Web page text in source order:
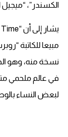
الكسندر”، “ميجيل
نسخة منه، وهو
في عالم ملحمي
لبعض النساء